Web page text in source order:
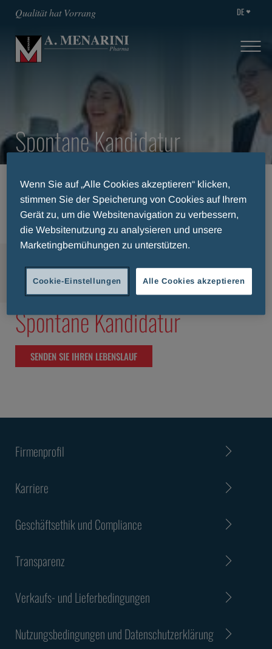
Qualität hat Vorrang DE
Spontane Kandidatur
STARTSEITE
KARRIERE
OFFENE POSITIONEN
SPONTANE KANDIDATUR
Spontane Kandidatur
SENDEN SIE IHREN LEBENSLAUF
Firmenprofil
Karriere
Geschäftsethik und Compliance
Transparenz
Verkaufs- und Lieferbedingungen
Nutzungsbedingungen und Datenschutzerklärung
Wenn Sie auf „Alle Cookies akzeptieren“ klicken,
stimmen Sie der Speicherung von Cookies auf Ihrem
Gerät zu, um die Websitenavigation zu verbessern,
die Websitenutzung zu analysieren und unsere
Marketingbemühungen zu unterstützen.
Alle Cookies akzeptieren
Cookie-Einstellungen